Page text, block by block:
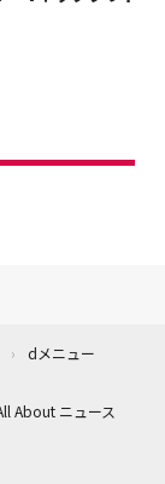
dメニュー
About ニュース